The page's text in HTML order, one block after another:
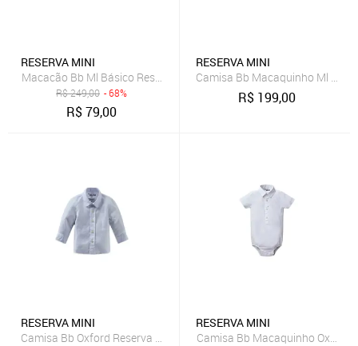
RESERVA MINI
Macacão Bb Ml Básico Reserva Mini
R$249,00 - 68%
R$79,00
RESERVA MINI
Camisa Bb Macaquinho Ml
R$ 199,00
RESERVA MINI
Camisa Bb Oxford Reserva Mini
RESERVA MINI
Camisa Bb Macaquinho Oxford